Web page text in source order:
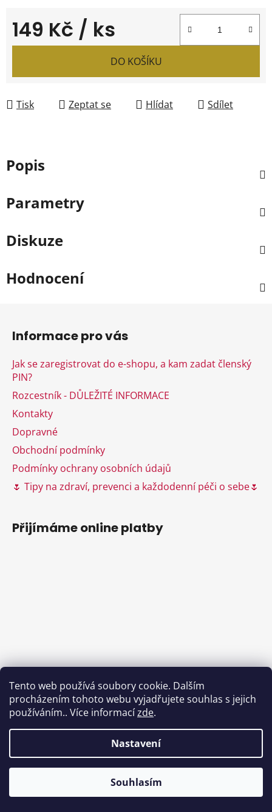
Tento web používá soubory cookie. Dalším
procházením tohoto webu vyjadřujete souhlas s jejich
používáním.. Více informacízde.
Nastavení
Souhlasím
149 Kč / ks
Měrná cena:
DO KOŠÍKU
Tisk Zeptat se Hlídat Sdílet
Popis
Parametry
Diskuze
Hodnocení
Informace pro vás
Jak se zaregistrovat do e-shopu, a kam zadat členský
PIN?
Rozcestník - DŮLEŽITÉ INFORMACE
Kontakty
Dopravné
Obchodní podmínky
Podmínky ochrany osobních údajů
🌷 Tipy na zdraví, prevenci a každodenní péči o sebe🌷
Přijímáme online platby
Vytvořil Shoptet
Copyright 2026Od Luci. Všechna práva vyhrazena.